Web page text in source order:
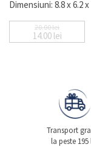
Dimensiuni: 8.8 x 6.2 x
20.00lei
Prețul
14.00 lei
Prețul
Transport
la peste 195